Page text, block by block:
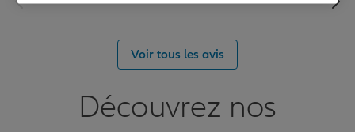
Voir tous les avis
Découvrez nos